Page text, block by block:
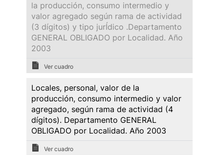
la producción, consumo intermedio y
valor agregado según rama de actividad
(3 dígitos) y tipo jurÍdico .Departamento
GENERAL OBLIGADO por Localidad. Año
2003
Ver cuadro
Locales, personal, valor de la
producción, consumo intermedio y valor
agregado, según rama de actividad (4
dígitos). Departamento GENERAL
OBLIGADO por Localidad. Año 2003
Ver cuadro